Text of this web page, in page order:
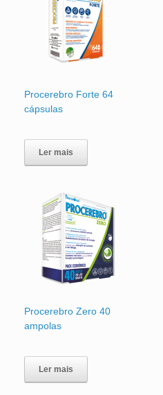
Procerebro Forte 64
cápsulas
Ler mais
Procerebro Zero 40
ampolas
Ler mais